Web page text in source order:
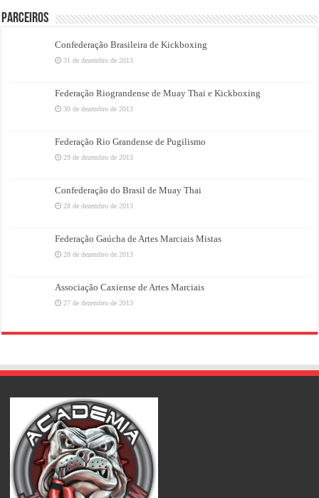
PARCEIROS
Confederação Brasileira de Kickboxing
31 de dezembro de 2013
Federação Riograndense de Muay Thai e Kickboxing
30 de dezembro de 2013
Federação Rio Grandense de Pugilismo
29 de dezembro de 2013
Confederação do Brasil de Muay Thai
28 de dezembro de 2013
Federação Gaúcha de Artes Marciais Mistas
28 de dezembro de 2013
Associação Caxiense de Artes Marciais
27 de dezembro de 2013